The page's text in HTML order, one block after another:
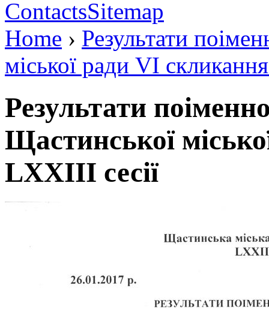
ContactsSitemap
Home › Результати
міської ради VI
Результати
Щастинської
LXXIII сесії